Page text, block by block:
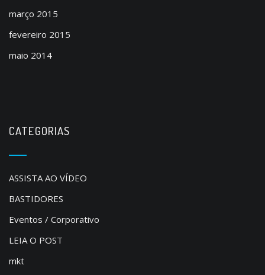
março 2015
fevereiro 2015
maio 2014
CATEGORIAS
ASSISTA AO VÍDEO
BASTIDORES
Eventos / Corporativo
LEIA O POST
mkt